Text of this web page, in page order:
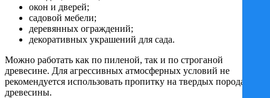
окон и дверей;
садовой мебели;
деревянных ограждений;
декоративных украшений для сада.
Можно работать как по пиленой, так и по строганой
древесине. Для агрессивных атмосферных условий не
рекомендуется использовать пропитку на твердых породах
древесины.